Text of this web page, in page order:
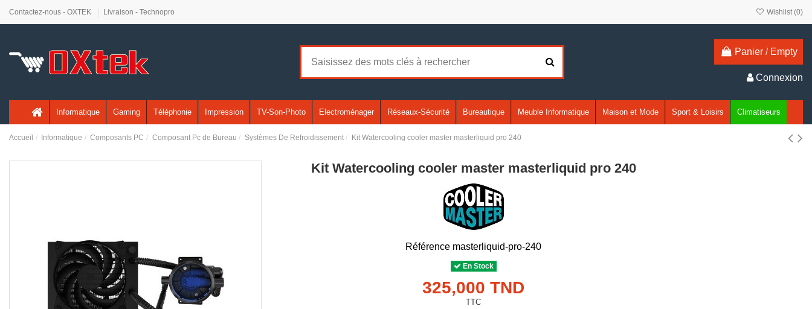
Contactez-nous - OXTEK Livraison - Technopro Wishlist (0)
Panier / Empty
Connexion
Informatique Gaming Téléphonie Impression TV-Son-Photo Electroménager Réseaux-Sécurité Bureautique Meuble Informatique Maison et Mode Sport & Loisirs Climatiseurs
Accueil Informatique Composants PC Composant Pc de Bureau Systèmes De Refroidissement Kit Watercooling cooler master masterliquid pro 240
Kit Watercooling cooler master masterliquid pro 240
Référence masterliquid-pro-240
En Stock
325,000 TND
TTC